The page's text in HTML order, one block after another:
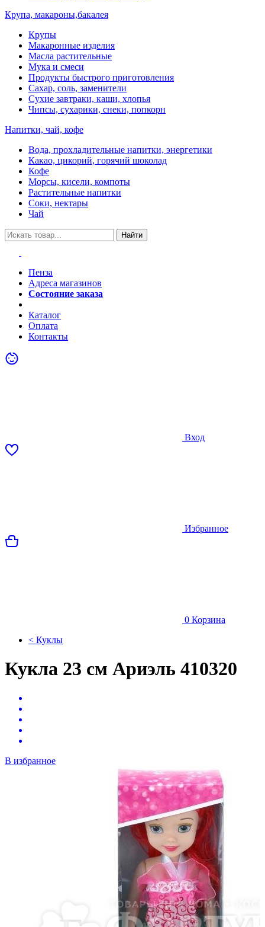
Крупа, макароны,бакалея
Крупы
Макаронные изделия
Масла растительные
Мука и смеси
Продукты быстрого приготовления
Сахар, соль, заменители
Сухие завтраки, каши, хлопья
Чипсы, сухарики, снеки, попкорн
Напитки, чай, кофе
Вода, прохладительные напитки, энергетики
Какао, цикорий, горячий шоколад
Кофе
Морсы, кисели, компоты
Растительные напитки
Соки, нектары
Чай
Найти
Пенза
Адреса магазинов
Состояние заказа
Каталог
Оплата
Контакты
Вход
Избранное
0 Корзина
< Куклы
Кукла 23 см Ариэль 410320
В избранное